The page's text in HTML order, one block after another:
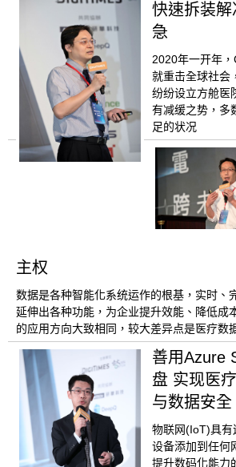
快速拆装
急
2020年一开年
就重击全球社会
纷纷设立方舱医
有减缓之势，多
足的状况
主权
数据是各种智能化系统运作的根基，实时、
延伸出各种功能，为企业提升效能、降低成
的应用方向大致相同，较大差异点是医疗数
善用Azure
盘 实现医
与数据安全
物联网(IoT)具有
设备添加到任何
提升数码化能力